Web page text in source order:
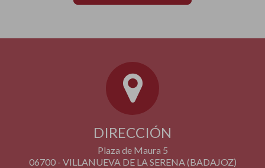
DIRECCIÓN
Plaza de Maura 5
06700 - VILLANUEVA DE LA SERENA (BADAJOZ)